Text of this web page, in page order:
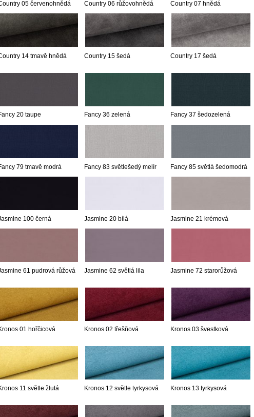
05 červenohnědá Country 06 růžovohnědá Country 07 hnědá
14 tmavě hnědá Country 15 šedá Country 17 šedá
20 taupe Fancy 36 zelená Fancy 37 šedozelená
79 tmavě modrá Fancy 83 světlešedý melír Fancy 85 světlá šedomodrá
100 černá Jasmine 20 bílá Jasmine 21 krémová
61 pudrová růžová Jasmine 62 světlá lila Jasmine 72 starorůžová
01 hořčicová Kronos 02 třešňová Kronos 03 švestková
11 světle žlutá Kronos 12 světle tyrkysová Kronos 13 tyrkysová